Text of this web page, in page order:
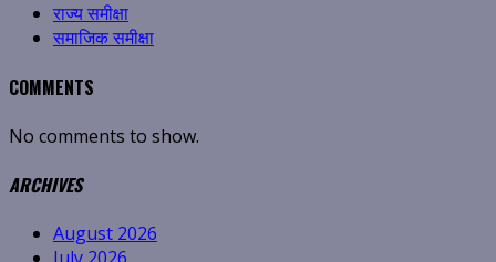
राज्य समीक्षा
समाजिक समीक्षा
COMMENTS
No comments to show.
ARCHIVES
August 2026